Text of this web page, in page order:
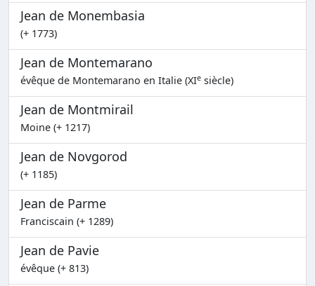
Jean de Monembasia
(+ 1773)
Jean de Montemarano
évêque de Montemarano en Italie (XIe siècle)
Jean de Montmirail
Moine (+ 1217)
Jean de Novgorod
(+ 1185)
Jean de Parme
Franciscain (+ 1289)
Jean de Pavie
évêque (+ 813)